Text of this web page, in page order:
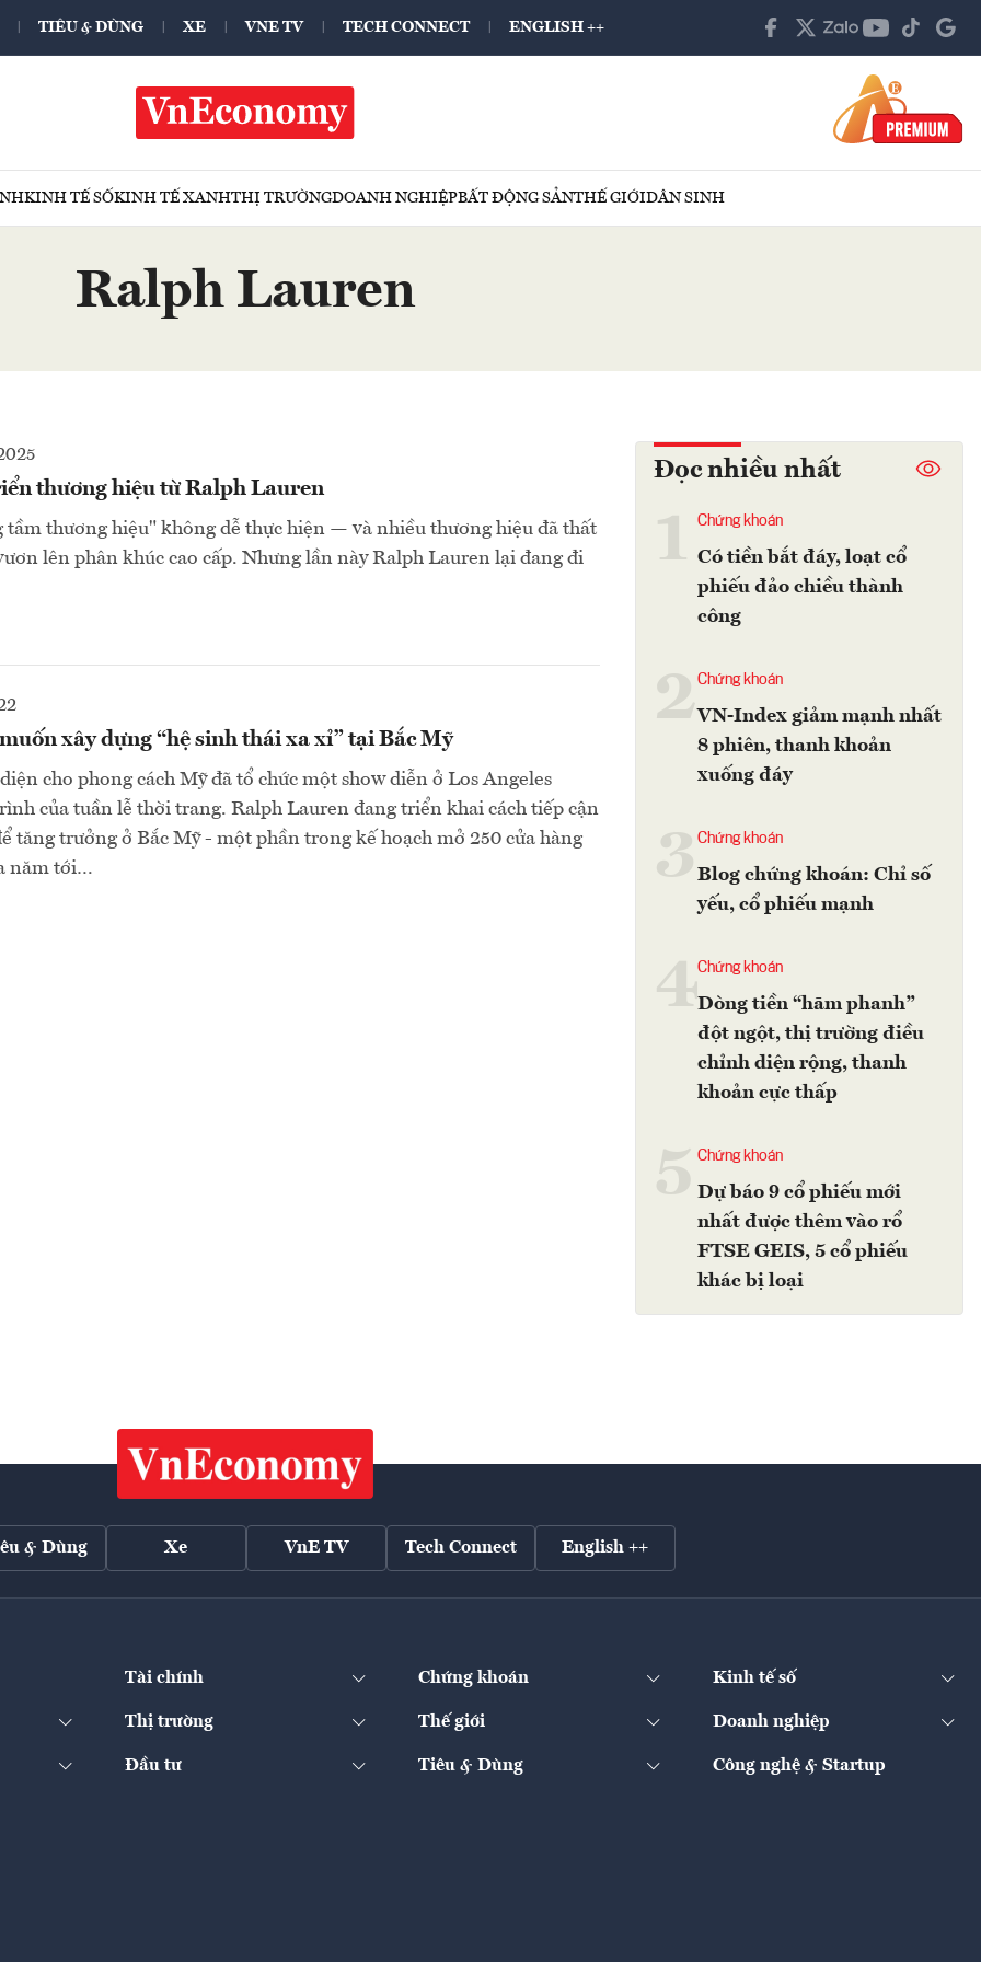
TIÊU & DÙNG XE VNE TV TECH CONNECT ENGLISH ++
KINH TẾ SỐKINH TẾ XANHTHỊ TRƯỜNGDOANH NGHIỆPBẤT ĐỘNG SẢNTHẾ GIỚIDÂN SINH
Ralph Lauren
thương hiệu từ Ralph Lauren
tầm thương hiệu" không dễ thực hiện — và nhiều thương hiệu đã thất
lên phân khúc cao cấp. Nhưng lần này Ralph Lauren lại đang đi
xây dựng “hệ sinh thái xa xỉ” tại Bắc Mỹ
cho phong cách Mỹ đã tổ chức một show diễn ở Los Angeles
của tuần lễ thời trang. Ralph Lauren đang triển khai cách tiếp cận
tăng trưởng ở Bắc Mỹ - một phần trong kế hoạch mở 250 cửa hàng
năm tới…
Đọc nhiều nhất
Chứng khoán
Có tiền bắt đáy, loạt cổ
phiếu đảo chiều thành
công
2Chứng khoán
VN-Index giảm mạnh nhất
8 phiên, thanh khoản
xuống đáy
Chứng khoán
Blog chứng khoán: Chỉ số
yếu, cổ phiếu mạnh
4Chứng khoán
Dòng tiền “hãm phanh”
đột ngột, thị trường điều
chỉnh diện rộng, thanh
khoản cực thấp
Chứng khoán
Dự báo 9 cổ phiếu mới
nhất được thêm vào rổ
FTSE GEIS, 5 cổ phiếu
khác bị loại
& Dùng Xe VnE TV Tech Connect English ++
Tài chính Chứng khoán Kinh tế số
Thị trường Thế giới Doanh nghiệp
Đầu tư Tiêu & Dùng Công nghệ & Startup